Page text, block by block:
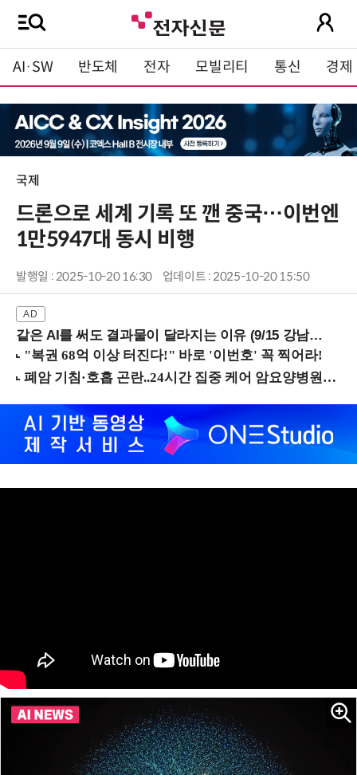
AI·SW 반도체 전자 모빌리티 통신 경제
국제
드론으로 세계 기록 또 깬 중국…이번엔
1만5947대 동시 비행
발행일 : 2025-10-20 16:30 업데이트 : 2025-10-20 15:50
같은 AI를 써도 결과물이 달라지는 이유 (9/15 강남역)